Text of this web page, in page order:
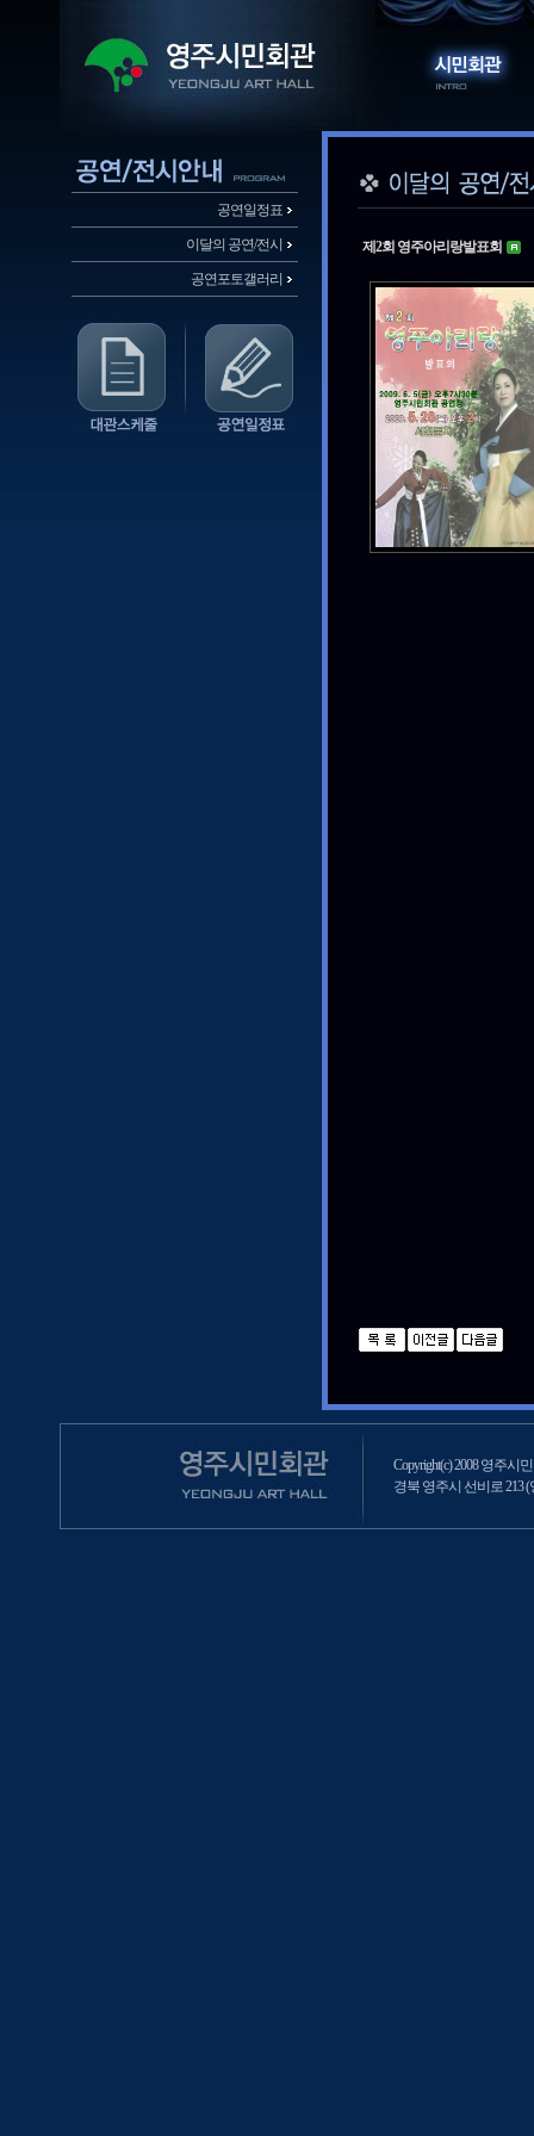
공연일정표
이달의 공연/전시
공연포토갤러리
제2회 영주아리랑발표회
Copyright(c) 2008 영주시
경북 영주시 선비로 213 (